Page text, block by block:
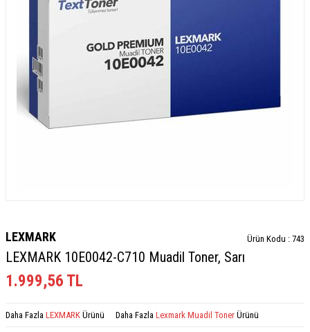
LEXMARK Ürün Kodu : 743
LEXMARK 10E0042-C710 Muadil Toner, Sarı
1.999,56 TL
Daha Fazla LEXMARK Ürünü Daha Fazla Lexmark Muadil Toner Ürünü